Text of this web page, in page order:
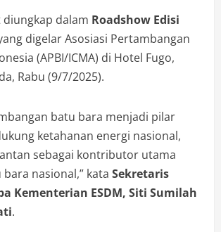
dalam Roadshow Edisi
digelar Asosiasi Pertambangan
(APBI/ICMA) di Hotel Fugo,
Rabu (9/7/2025).
batu bara menjadi pilar
ketahanan energi nasional,
sebagai kontributor utama
nasional,” kata Sekretaris
Kementerian ESDM, Siti Sumilah
.